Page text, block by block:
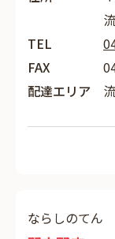
TEL
FAX
配達エリア
ならしのてん